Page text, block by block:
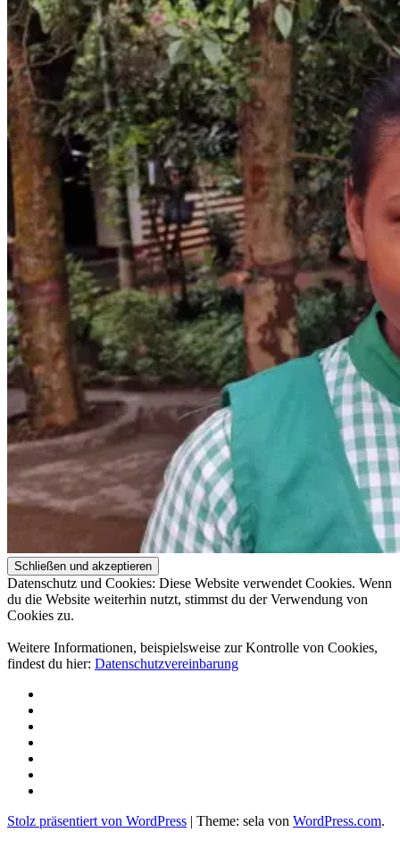
Datenschutz und Cookies: Diese Website verwendet Cookies. Wenn
du die Website weiterhin nutzt, stimmst du der Verwendung von
Cookies zu.
Weitere Informationen, beispielsweise zur Kontrolle von Cookies,
findest du hier: Datenschutzvereinbarung
Stolz präsentiert von WordPress | Theme: sela von WordPress.com.